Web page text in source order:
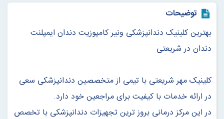
توضیحات
بهترین کلینیک دندانپزشکی ونیر کامپوزیت دندان ایمپلنت
دندان در شریعتی
کلینیک مهر شریعتی با تیمی از متخصصین دندانپزشکی سعی
در ارائه خدمات با کیفیت برای مراجعین خود دارد.
در این مرکز درمانی بروز ترین تجهیزات دندانپزشکی با تخصص